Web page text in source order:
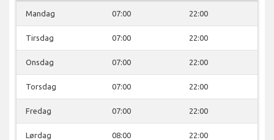
Mandag 07:00 22:00
Tirsdag 07:00 22:00
Onsdag 07:00 22:00
Torsdag 07:00 22:00
Fredag 07:00 22:00
Lørdag 08:00 22:00